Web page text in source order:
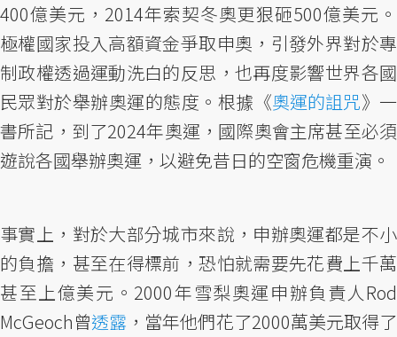
400億美元，2014年索契冬奧更狠砸500億美元。
極權國家投入高額資金爭取申奧，引發外界對於專
制政權透過運動洗白的反思，也再度影響世界各國
民眾對於舉辦奧運的態度。根據《奧運的詛咒》一
書所記，到了2024年奧運，國際奧會主席甚至必須
遊說各國舉辦奧運，以避免昔日的空窗危機重演。
事實上，對於大部分城市來說，申辦奧運都是不小
的負擔，甚至在得標前，恐怕就需要先花費上千萬
甚至上億美元。2000年雪梨奧運申辦負責人Rod
McGeoch曾透露 ，當年他們花了2000萬美元取得了